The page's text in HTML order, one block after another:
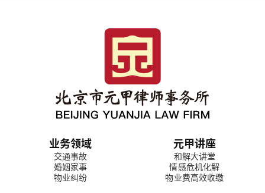
业务领域
交通事故
婚姻家事
物业纠纷
元甲讲座
和解大讲堂
情感危机化解
物业费高效收缴